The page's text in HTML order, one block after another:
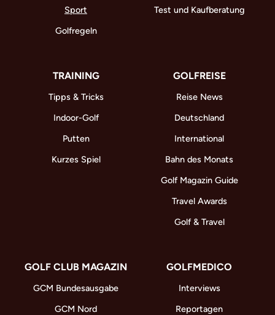
Sport
Golfregeln
Test und Kaufberatung
TRAINING
Tipps & Tricks
Indoor-Golf
Putten
Kurzes Spiel
GOLFREISE
Reise News
Deutschland
International
Bahn des Monats
Golf Magazin Guide
Travel Awards
Golf & Travel
GOLF CLUB MAGAZIN
GCM Bundesausgabe
GCM Nord
GOLFMEDICO
Interviews
Reportagen